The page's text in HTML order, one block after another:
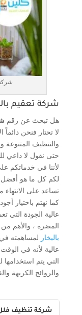
شركة تعقيم
هل تبحث عن رقم
لا تحتار فنحن
والتنظيف المتنوعة
حتى نقول لا داعي
لكم كل ما هو أفضل،
تساعد على
كما نهتم باختيار
عالية الجودة التي
المضره ، والأهم
بالبخار لمساهمته
عالية لأنه في
التي يتم استخدامها
والروائح الكريهة
شركة تنظيف فلل